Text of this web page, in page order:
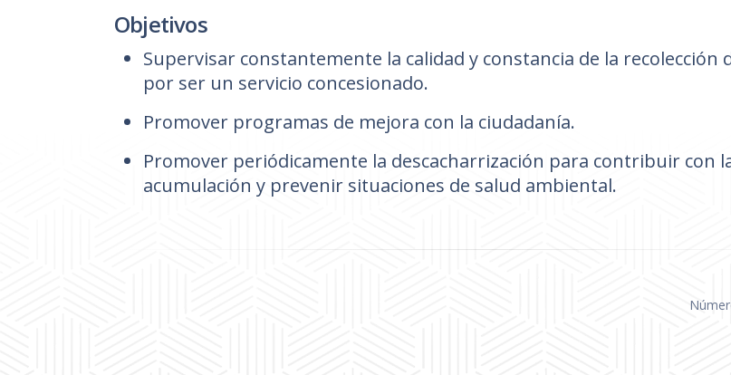
Objetivos
Supervisar constantemente la calidad y constancia de la recolección
por ser un servicio concesionado.
Promover programas de mejora con la ciudadanía.
Promover periódicamente la descacharrización para contribuir con
acumulación y prevenir situaciones de salud ambiental.